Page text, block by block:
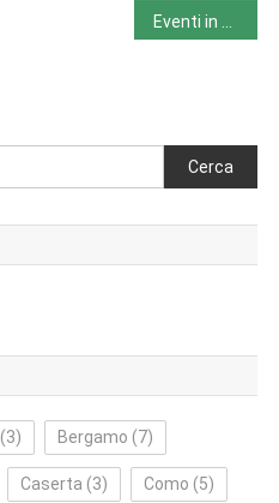
Cerca
(3) Bergamo (7)
Caserta (3) Como (5)